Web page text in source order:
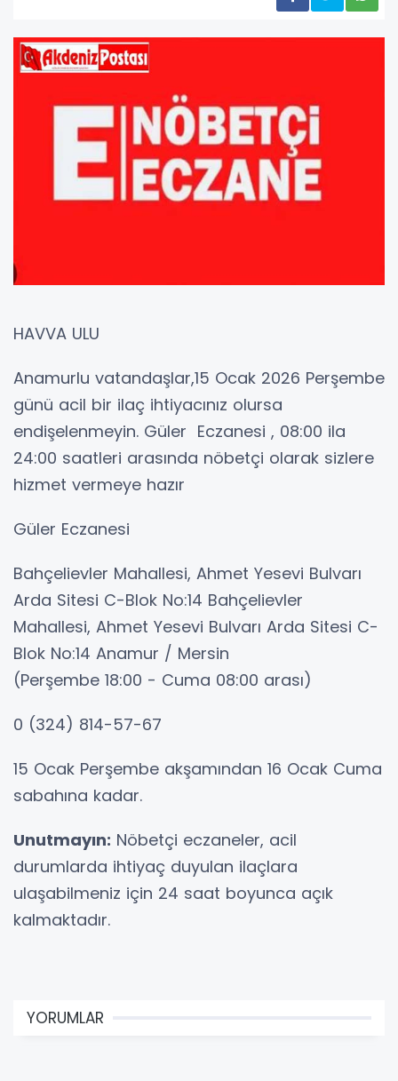
HAVVA ULU
Anamurlu vatandaşlar,15 Ocak 2026 Perşembe
günü acil bir ilaç ihtiyacınız olursa
endişelenmeyin. Güler Eczanesi , 08:00 ila
24:00 saatleri arasında nöbetçi olarak sizlere
hizmet vermeye hazır
Güler Eczanesi
Bahçelievler Mahallesi, Ahmet Yesevi Bulvarı
Arda Sitesi C-Blok No:14 Bahçelievler
Mahallesi, Ahmet Yesevi Bulvarı Arda Sitesi C-
Blok No:14 Anamur / Mersin
(Perşembe 18:00 - Cuma 08:00 arası)
0 (324) 814-57-67
15 Ocak Perşembe akşamından 16 Ocak Cuma
sabahına kadar.
Unutmayın: Nöbetçi eczaneler, acil
durumlarda ihtiyaç duyulan ilaçlara
ulaşabilmeniz için 24 saat boyunca açık
kalmaktadır.
YORUMLAR